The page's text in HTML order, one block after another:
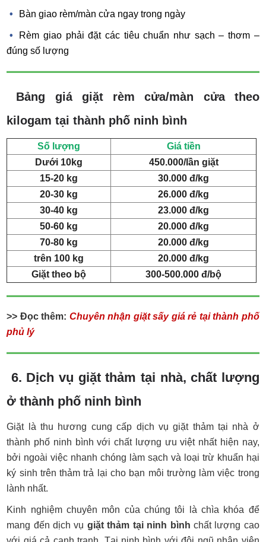
Bàn giao rèm/màn cửa ngay trong ngày
Rèm giao phải đặt các tiêu chuẩn như sạch – thơm –
đúng số lượng
Bảng giá giặt rèm cửa/màn cửa theo
kilogam tại thành phố ninh bình
Số lượng
Giá tiền
Dưới 10kg
450.000/lần giặt
15-20 kg
30.000 đ/kg
20-30 kg
26.000 đ/kg
30-40 kg
23.000 đ/kg
50-60 kg
20.000 đ/kg
70-80 kg
20.000 đ/kg
trên 100 kg
20.000 đ/kg
Giặt theo bộ
300-500.000 đ/bộ
>> Đọc thêm: Chuyên nhận giặt sấy giá rẻ tại thành phố
phủ lý
6. Dịch vụ giặt thảm tại nhà, chất lượng
ở thành phố ninh bình
Giặt là thu hương cung cấp dịch vụ giặt thảm tại nhà ở
thành phố ninh bình với chất lượng ưu việt nhất hiện nay,
bởi ngoài việc nhanh chóng làm sạch và loại trừ khuẩn hại
ký sinh trên thảm trả lại cho bạn môi trường làm việc trong
lành nhất.
Kinh nghiệm chuyên môn của chúng tôi là chìa khóa để
mang đến dịch vụ giặt thảm tại ninh bình chất lượng cao